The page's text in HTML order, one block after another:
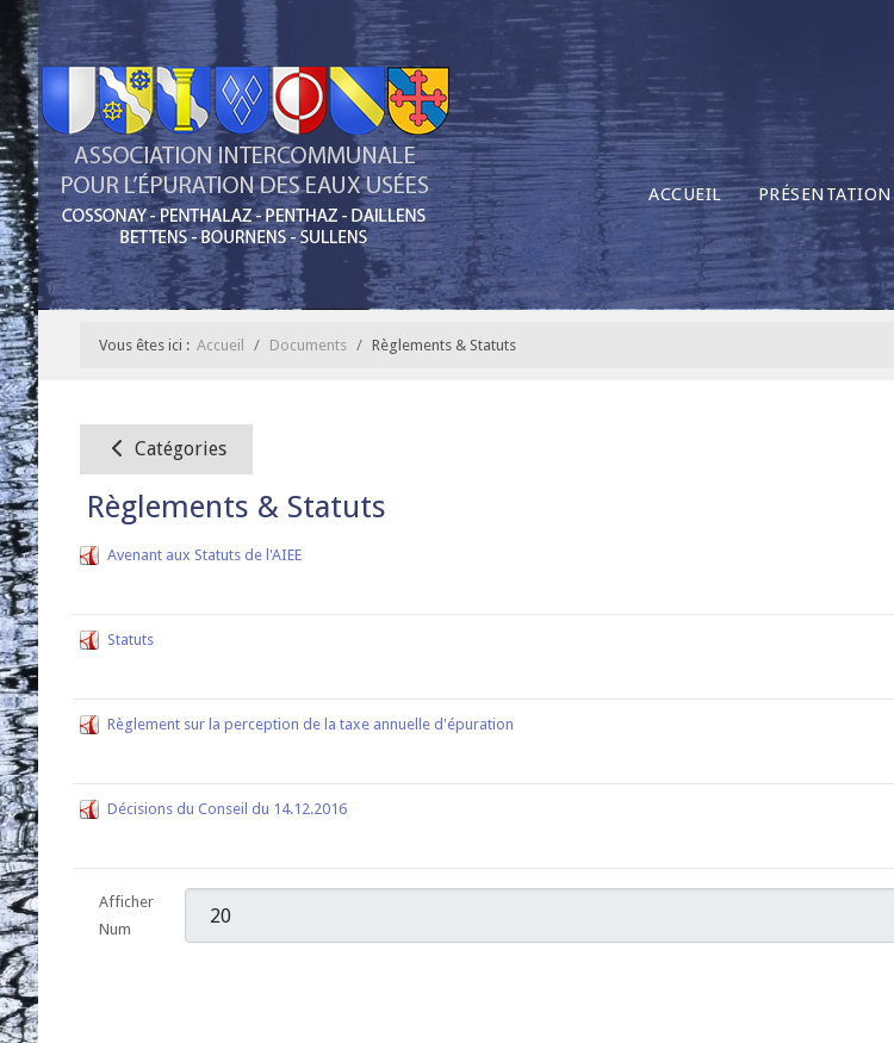
ACCUEIL PRÉSENTATION
Vous êtes ici : Accueil Documents Règlements & Statuts
Catégories
Règlements & Statuts
Avenant aux Statuts de l'AIEE
Statuts
Règlement sur la perception de la taxe annuelle d'épuration
Décisions du Conseil du 14.12.2016
Afficher
Num